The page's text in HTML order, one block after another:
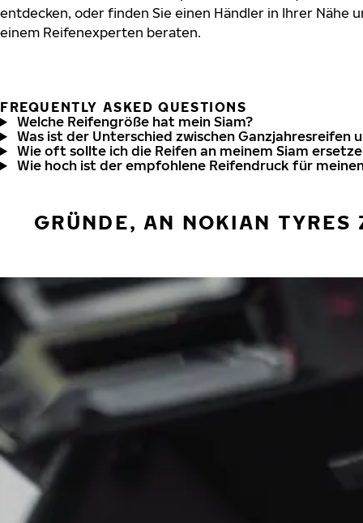
entdecken, oder finden Sie einen Händler in Ihrer Nähe
einem Reifenexperten beraten.
FREQUENTLY ASKED QUESTIONS
Welche Reifengröße hat mein Siam?
Was ist der Unterschied zwischen Ganzjahresreifen
Wie oft sollte ich die Reifen an meinem Siam
Wie hoch ist der empfohlene Reifendruck für
GRÜNDE, AN NOKIAN TYRES